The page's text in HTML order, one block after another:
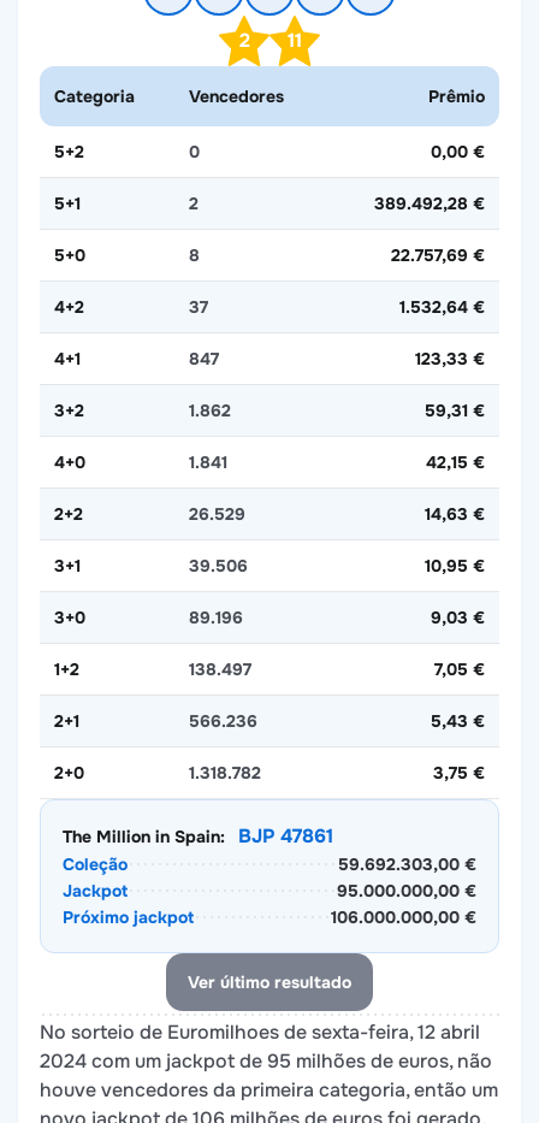
2
11
Categoria Vencedores Prêmio
5+2 0 0,00 €
5+1 2 389.492,28 €
5+0 8 22.757,69 €
4+2 37 1.532,64 €
4+1 847 123,33 €
3+2 1.862 59,31 €
4+0 1.841 42,15 €
2+2 26.529 14,63 €
3+1 39.506 10,95 €
3+0 89.196 9,03 €
1+2 138.497 7,05 €
2+1 566.236 5,43 €
2+0 1.318.782 3,75 €
The Million in Spain: BJP 47861
Coleção
59.692.303,00 €
Jackpot
95.000.000,00 €
Próximo jackpot
106.000.000,00 €
Ver último resultado
No sorteio de Euromilhoes de sexta-feira, 12 abril
2024 com um jackpot de 95 milhões de euros, não
houve vencedores da primeira categoria, então um